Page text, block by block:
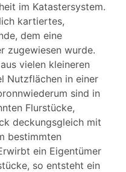
im Katastersystem.
kartiertes,
dem eine
zugewiesen wurde.
vielen kleineren
Nutzflächen in einer
sind in
Flurstücke,
deckungsgleich mit
bestimmten
ein Eigentümer
so entsteht ein